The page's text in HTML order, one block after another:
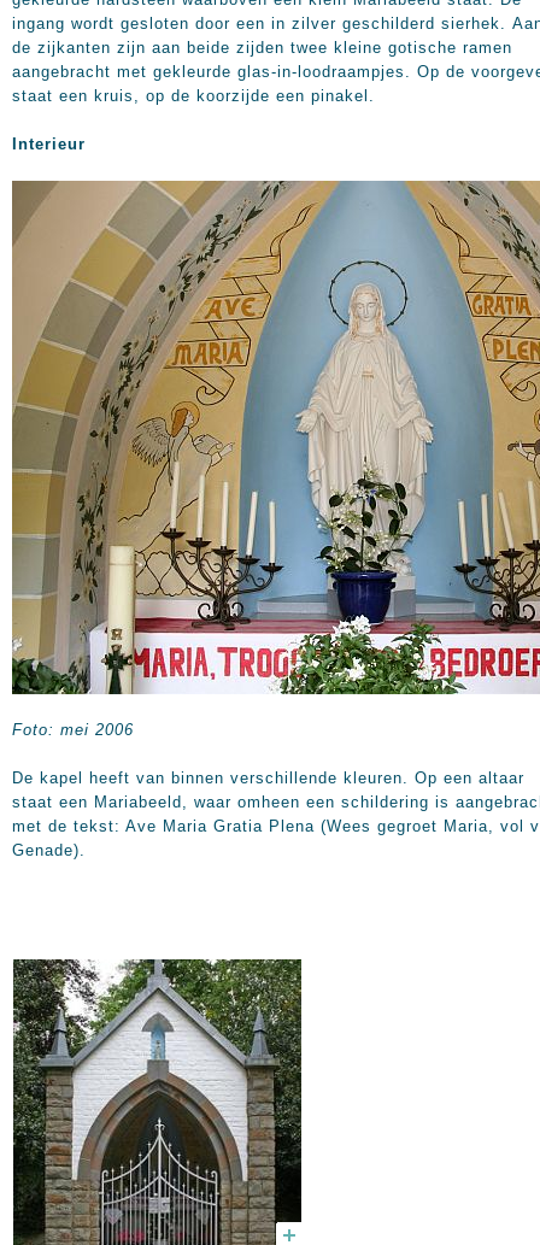
ingang wordt gesloten door een in zilver geschilderd sierhek.
de zijkanten zijn aan beide zijden twee kleine gotische ramen
aangebracht met gekleurde glas-in-loodraampjes. Op de
staat een kruis, op de koorzijde een pinakel.
Interieur
Foto: mei 2006
De kapel heeft van binnen verschillende kleuren. Op een altaar
staat een Mariabeeld, waar omheen een schildering is
met de tekst: Ave Maria Gratia Plena (Wees gegroet Maria, vol
Genade).